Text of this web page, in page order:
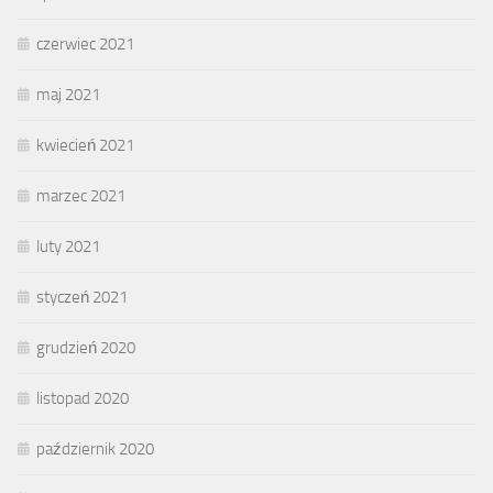
czerwiec 2021
maj 2021
kwiecień 2021
marzec 2021
luty 2021
styczeń 2021
grudzień 2020
listopad 2020
październik 2020